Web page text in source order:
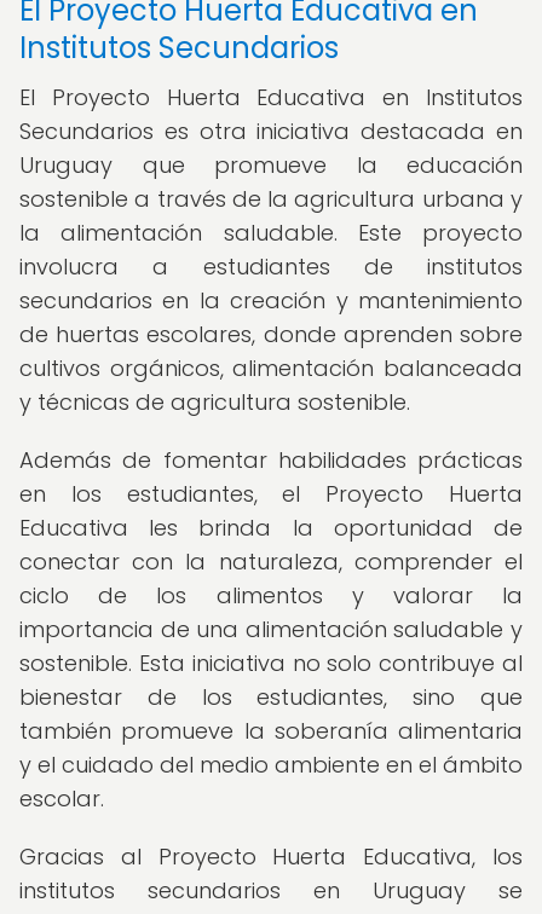
El Proyecto Huerta Educativa en
Institutos Secundarios
El Proyecto Huerta Educativa en Institutos
Secundarios es otra iniciativa destacada en
Uruguay que promueve la educación
sostenible a través de la agricultura urbana y
la alimentación saludable. Este proyecto
involucra a estudiantes de institutos
secundarios en la creación y mantenimiento
de huertas escolares, donde aprenden sobre
cultivos orgánicos, alimentación balanceada
y técnicas de agricultura sostenible.
Además de fomentar habilidades prácticas
en los estudiantes, el Proyecto Huerta
Educativa les brinda la oportunidad de
conectar con la naturaleza, comprender el
ciclo de los alimentos y valorar la
importancia de una alimentación saludable y
sostenible. Esta iniciativa no solo contribuye al
bienestar de los estudiantes, sino que
también promueve la soberanía alimentaria
y el cuidado del medio ambiente en el ámbito
escolar.
Gracias al Proyecto Huerta Educativa, los
institutos secundarios en Uruguay se